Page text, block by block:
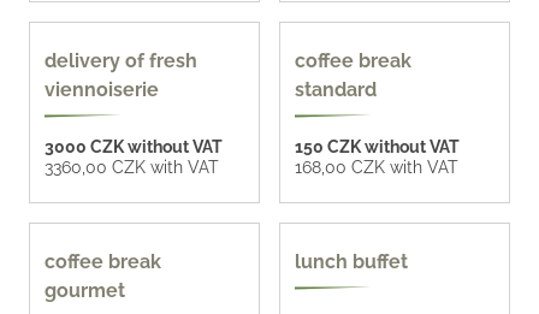
tailor made offer
delivery of fresh
viennoiserie
3000 CZK without VAT
3360,00 CZK with VAT
coffee break
standard
150 CZK without VAT
168,00 CZK with VAT
coffee break
gourmet
lunch buffet